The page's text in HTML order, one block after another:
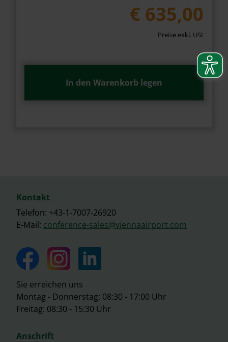
€ 635,00
Preise exkl. USt
In den Warenkorb legen
Kontakt
Telefon: +43-1-7007-26920
E-Mail: conference-sales@viennaairport.com
Sie erreichen uns
Montag - Donnerstag: 08:30 - 17:00 Uhr
Freitag: 08:30 - 15:30 Uhr
Anschrift